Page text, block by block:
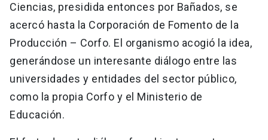
Ciencias, presidida entonces por Bañados, se
acercó hasta la Corporación de Fomento de la
Producción – Corfo. El organismo acogió la idea,
generándose un interesante diálogo entre las
universidades y entidades del sector público,
como la propia Corfo y el Ministerio de
Educación.